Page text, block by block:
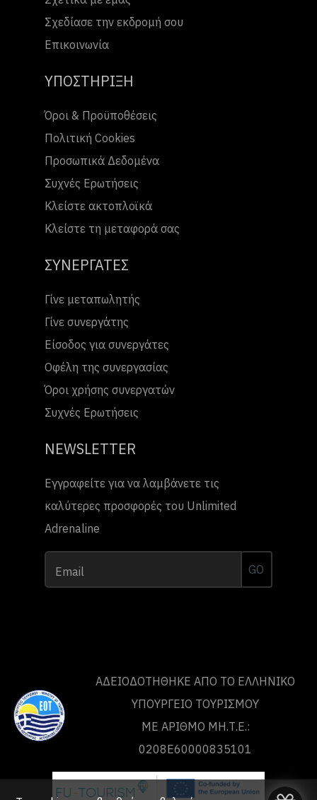
Σχεδίασε την εκδρομή σου
Επικοινωνία
ΥΠΟΣΤΗΡΙΞΗ
Όροι & Προϋποθέσεις
Πολιτική Cookies
Προσωπικά Δεδομένα
Συχνές Ερωτήσεις
Κλείστε ακτοπλοϊκά
Κλείστε τη μεταφορά σας
ΣΥΝΕΡΓΑΤΕΣ
Γίνε μεταπωλητής
Γίνε συνεργάτης
Είσοδος για συνεργάτες
Οφέλη της συνεργασίας
Όροι χρήσης συνεργατών
Συχνές Ερωτήσεις
NEWSLETTER
Εγγραφείτε για να λαμβάνετε τις
καλύτερες προσφορές του Unlimited
Adrenaline
Email GO
ΑΔΕΙΟΔΟΤΗΘΗΚΕ ΑΠΟ ΤO ΕΛΛΗΝΙΚΟ
ΥΠΟΥΡΓΕΙΟ ΤΟΥΡΙΣΜΟΥ
ΜΕ ΑΡΙΘΜΟ ΜΗ.Τ.Ε.:
0208Ε60000835101